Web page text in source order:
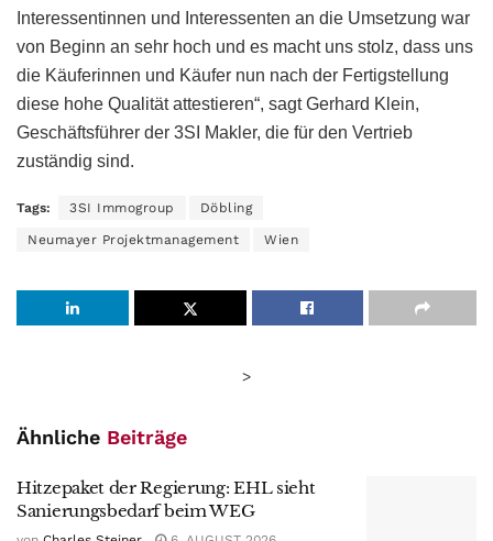
Interessentinnen und Interessenten an die Umsetzung war
von Beginn an sehr hoch und es macht uns stolz, dass uns
die Käuferinnen und Käufer nun nach der Fertigstellung
diese hohe Qualität attestieren“, sagt Gerhard Klein,
Geschäftsführer der 3SI Makler, die für den Vertrieb
zuständig sind.
Tags: 3SI Immogroup Döbling
Neumayer Projektmanagement Wien
>
Ähnliche Beiträge
Hitzepaket der Regierung: EHL sieht
Sanierungsbedarf beim WEG